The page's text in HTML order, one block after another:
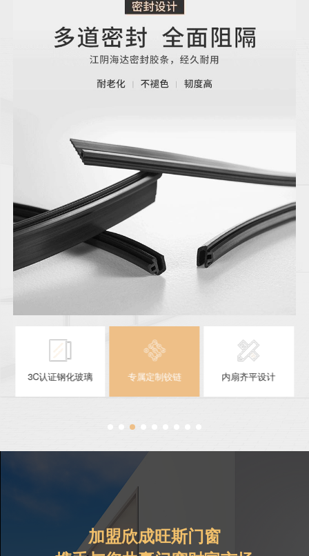
3C认证钢化玻璃 专属定制铰链 内扇齐平设计
加盟欣成旺斯门窗